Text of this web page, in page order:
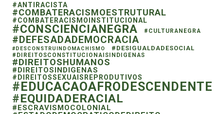
#ANTIRACISTA
#COMBATERACISMOESTRUTURAL
#COMBATERACISMOINSTITUCIONAL
#CONSCIENCIANEGRA #CULTURANEGRA
#DEFESADADEMOCRACIA
#DESCONSTRUINDOMACHISMO #DESIGUALDADESOCIAL
#DIREITOSCONSTITUCIONAISINDIGENAS
#DIREITOSHUMANOS
#DIREITOSINDIGENAS
#DIREITOSSEXUAISREPRODUTIVOS
#EDUCACAOAFRODESCENDENTE
#EQUIDADERACIAL
#ESCRAVISMOCOLONIAL